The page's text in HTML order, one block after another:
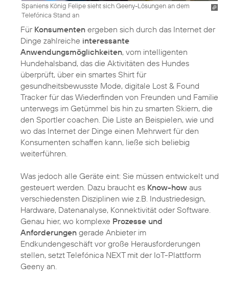
Spaniens König Felipe sieht sich Geeny-Lösungen an dem
Telefónica Stand an
Für Konsumenten ergeben sich durch das Internet der
Dinge zahlreiche interessante
Anwendungsmöglichkeiten, vom intelligenten
Hundehalsband, das die Aktivitäten des Hundes
überprüft, über ein smartes Shirt für
gesundheitsbewusste Mode, digitale Lost & Found
Tracker für das Wiederfinden von Freunden und Familie
unterwegs im Getümmel bis hin zu smarten Skiern, die
den Sportler coachen. Die Liste an Beispielen, wie und
wo das Internet der Dinge einen Mehrwert für den
Konsumenten schaffen kann, ließe sich beliebig
weiterführen.
Was jedoch alle Geräte eint: Sie müssen entwickelt und
gesteuert werden. Dazu braucht es Know-how aus
verschiedensten Disziplinen wie z.B. Industriedesign,
Hardware, Datenanalyse, Konnektivität oder Software.
Genau hier, wo komplexe Prozesse und
Anforderungen gerade Anbieter im
Endkundengeschäft vor große Herausforderungen
stellen, setzt Telefónica NEXT mit der IoT-Plattform
Geeny an.